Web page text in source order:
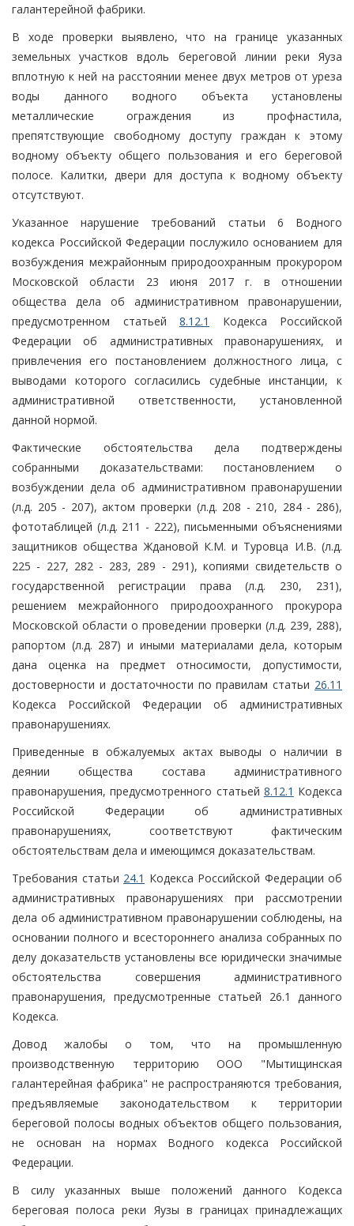
галантерейной фабрики.
В ходе проверки выявлено, что на границе указанных
земельных участков вдоль береговой линии реки Яуза
вплотную к ней на расстоянии менее двух метров от уреза
воды данного водного объекта установлены
металлические ограждения из профнастила,
препятствующие свободному доступу граждан к этому
водному объекту общего пользования и его береговой
полосе. Калитки, двери для доступа к водному объекту
отсутствуют.
Указанное нарушение требований статьи 6 Водного
кодекса Российской Федерации послужило основанием для
возбуждения межрайонным природоохранным прокурором
Московской области 23 июня 2017 г. в отношении
общества дела об административном правонарушении,
предусмотренном статьей 8.12.1
Кодекса Российской
Федерации об административных правонарушениях, и
привлечения его постановлением должностного лица, с
выводами которого согласились судебные инстанции, к
административной ответственности, установленной
данной нормой.
Фактические обстоятельства дела подтверждены
собранными доказательствами: постановлением о
возбуждении дела об административном правонарушении
(л.д. 205 - 207), актом проверки (л.д. 208 - 210, 284 - 286),
фототаблицей (л.д. 211 - 222), письменными объяснениями
защитников общества Ждановой К.М. и Туровца И.В. (л.д.
225 - 227, 282 - 283, 289 - 291), копиями свидетельств о
государственной регистрации права (л.д. 230, 231),
решением межрайонного природоохранного прокурора
Московской области о проведении проверки (л.д. 239, 288),
рапортом (л.д. 287) и иными материалами дела, которым
дана оценка на предмет относимости, допустимости,
достоверности и достаточности по правилам статьи 26.11
Кодекса Российской Федерации об административных
правонарушениях.
Приведенные в обжалуемых актах выводы о наличии в
деянии общества состава административного
правонарушения, предусмотренного статьей 8.12.1 Кодекса
Российской Федерации об административных
правонарушениях, соответствуют фактическим
обстоятельствам дела и имеющимся доказательствам.
Требования статьи 24.1 Кодекса Российской Федерации об
административных правонарушениях при рассмотрении
дела об административном правонарушении соблюдены, на
основании полного и всестороннего анализа собранных по
делу доказательств установлены все юридически значимые
обстоятельства совершения административного
правонарушения, предусмотренные статьей 26.1 данного
Кодекса.
Довод жалобы о том, что на промышленную
производственную территорию ООО "Мытищинская
галантерейная фабрика" не распространяются требования,
предъявляемые законодательством к территории
береговой полосы водных объектов общего пользования,
не основан на нормах Водного кодекса Российской
Федерации.
В силу указанных выше положений данного Кодекса
береговая полоса реки Яузы в границах принадлежащих